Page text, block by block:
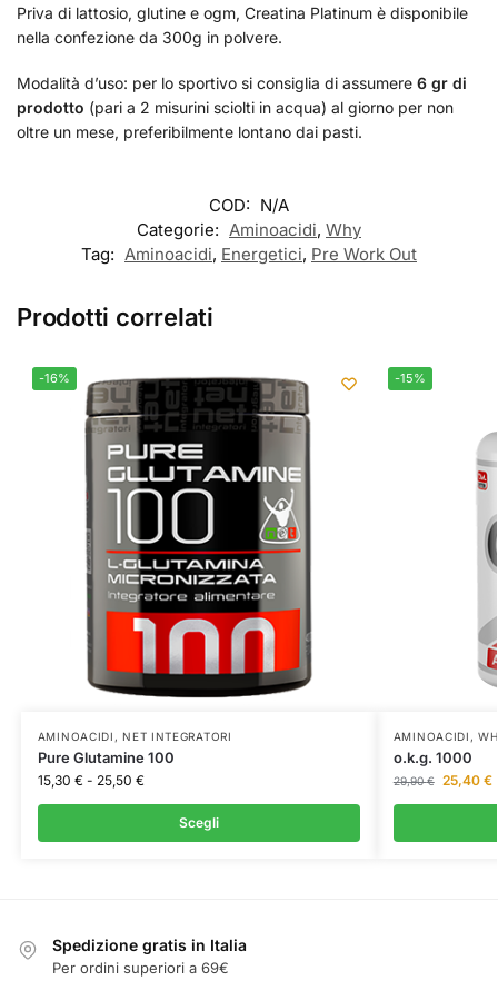
Priva di lattosio, glutine e ogm, Creatina Platinum è disponibile
nella confezione da 300g in polvere.
Modalità d’uso: per lo sportivo si consiglia di assumere 6 gr di
prodotto (pari a 2 misurini sciolti in acqua) al giorno per non
oltre un mese, preferibilmente lontano dai pasti.
COD: N/A
Categorie: Aminoacidi, Why
Tag: Aminoacidi, Energetici, Pre Work Out
Prodotti correlati
-16%
AMINOACIDI ,NET INTEGRATORI
Pure Glutamine 100
15,30 € - 25,50 €
Scegli
-15%
AMINOACIDI ,
o.k.g. 1000
29,90€ 25,40 €
Spedizione gratis in Italia
Per ordini superiori a 69€